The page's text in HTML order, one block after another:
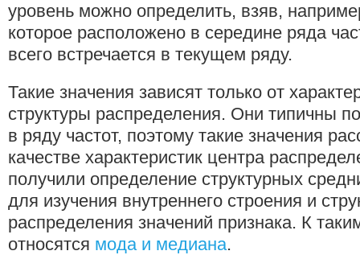
уровень можно определить, взяв,
которое расположено в середине ряда
всего встречается в текущем ряду.
Такие значения зависят только от
структуры распределения. Они типичны
в ряду частот, поэтому такие значения
качестве характеристик центра
получили определение структурных
для изучения внутреннего строения и
распределения значений признака. К
относятся мода и медиана.